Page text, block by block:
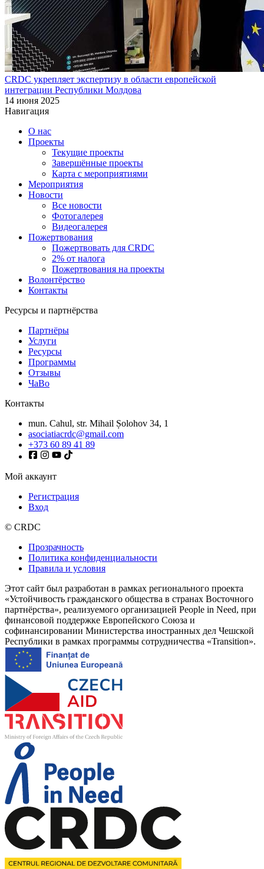
CRDC укрепляет экспертизу в области европейской
интеграции Республики Молдова
14 июня 2025
Навигация
О нас
Проекты
Текущие проекты
Завершённые проекты
Карта с мероприятиями
Мероприятия
Новости
Все новости
Фотогалерея
Видеогалерея
Пожертвования
Пожертвовать для CRDC
2% от налога
Пожертвования на проекты
Волонтёрство
Контакты
Ресурсы и партнёрства
Партнёры
Услуги
Ресурсы
Программы
Отзывы
ЧаВо
Контакты
mun. Cahul, str. Mihail Șolohov 34, 1
asociatiacrdc@gmail.com
+373 60 89 41 89
Мой аккаунт
Регистрация
Вход
© CRDC
Прозрачность
Политика конфиденциальности
Правила и условия
Этот сайт был разработан в рамках регионального проекта
«Устойчивость гражданского общества в странах Восточного
партнёрства», реализуемого организацией People in Need, при
финансовой поддержке Европейского Союза и
софинансировании Министерства иностранных дел Чешской
Республики в рамках программы сотрудничества «Transition».